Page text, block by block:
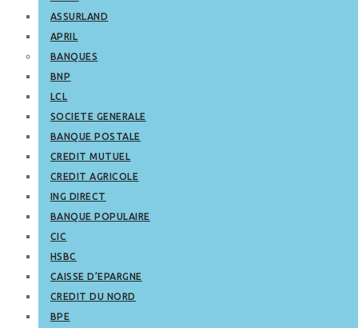
ASSURLAND
APRIL
BANQUES
BNP
LCL
SOCIETE GENERALE
BANQUE POSTALE
CREDIT MUTUEL
CREDIT AGRICOLE
ING DIRECT
BANQUE POPULAIRE
CIC
HSBC
CAISSE D’EPARGNE
CREDIT DU NORD
BPE